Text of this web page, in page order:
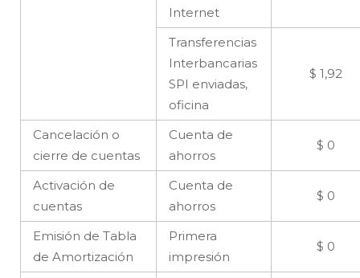
Internet
Transferencias
Interbancarias
SPI enviadas,
oficina
$ 1,92
Cancelación o
cierre de cuentas
Cuenta de
ahorros
$ 0
Activación de
cuentas
Cuenta de
ahorros
$ 0
Emisión de Tabla
de Amortización
Primera
impresión
$ 0